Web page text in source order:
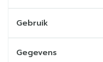
Gebruik
Gegevens